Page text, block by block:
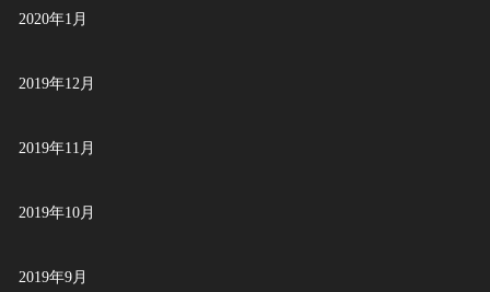
2020年1月
2019年12月
2019年11月
2019年10月
2019年9月